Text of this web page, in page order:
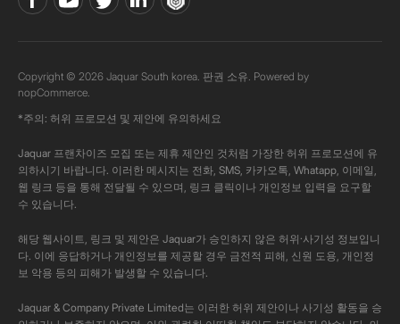
Copyright © 2026 Jaquar South korea. 판권 소유. Powered by
nopCommerce.
*주의: 허위 프로모션 및 제안에 유의하세요
Jaquar 프랜차이즈 모집 또는 제휴 제안인 것처럼 가장한 허위 프로모션에 유
의하시기 바랍니다. 이러한 메시지는 전화, SMS, 카카오톡, Whatapp, 이메일,
웹 링크 등을 통해 전달될 수 있으며, 링크 클릭이나 개인정보 입력을 요구할
수 있습니다.
해당 웹사이트, 링크 및 제안은 Jaquar가 승인하지 않은 허위·사기성 정보입니
다. 이에 응답하거나 개인정보를 제공할 경우 금전적 피해, 신원 도용, 개인정
보 악용 등의 피해가 발생할 수 있습니다.
Jaquar & Company Private Limited는 이러한 허위 제안이나 사기성 활동을 승